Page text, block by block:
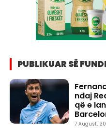
PUBLIKUAR SË FUNDI
ndaj
që e
7 August,